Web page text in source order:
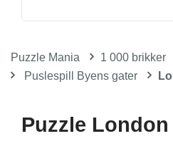
Puzzle Mania 1 000 brikker
Puslespill Byens gater
Puzzle London